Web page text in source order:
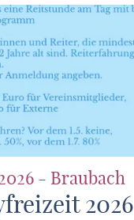
- Braubach
2026